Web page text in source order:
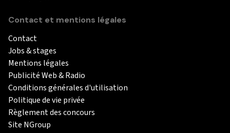
Contact et mentions légales
Contact
Jobs & stages
Mentions légales
Publicité Web & Radio
Conditions générales d'utilisation
Politique de vie privée
Règlement des concours
Site NGroup